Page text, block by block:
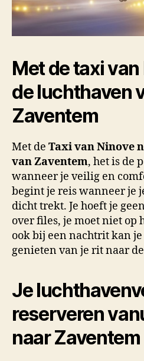
Met de taxi
de luchthaven
Zaventem
Met de Taxi van Ninove
van Zaventem, het is de
wanneer je veilig en
begint je reis wanneer je
dicht trekt. Je hoeft je
over files, je moet niet op
ook bij een nachtrit kan
genieten van je rit naar
Je
reserveren
naar Zaventem